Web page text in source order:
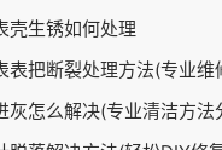
壳生锈如何处理
表把断裂处理方法(专业维
灰怎么解决(专业清洁方法